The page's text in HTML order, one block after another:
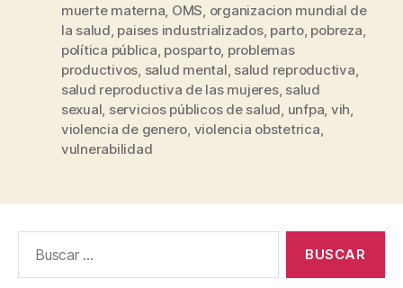
muerte materna OMS organizacion mundial de
la salud paises industrializados, parto, pobreza
política pública posparto, problemas
productivos salud mental salud reproductiva
salud reproductiva de las mujeres, salud
sexual servicios públicos de salud unfpa vih
violencia de genero violencia obstetrica
vulnerabilidad